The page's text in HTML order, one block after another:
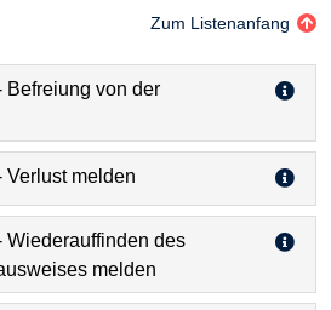
Zum Listenanfang
Befreiung von der
Verlust melden
Wiederauffinden des
melden